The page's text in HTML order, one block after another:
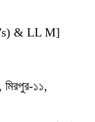
& LL M]
মিরপুর-১১,